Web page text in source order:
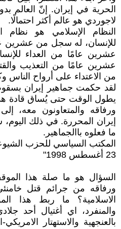
الحرية في إيران. إنّ العالم
لاجوردي هو عالم أكثر احتمالًا.
النظام الإسلامي هو نظام
للإنسان، له سجل من عشرين
عشرين عامًا من العداء
عشرين عامًا من التعذيب
من الاعتداء على أرواح الناس
لقد حكمت جماهير إيران
يطول الوقت حتى يُساق قادة
ورفاقه والمتعاونون معه،
إيران المحررة. في ذلك
ما فعلوه باالجماهير.
المكتب السياسي للحزب
23 أغسطس 1998"
السؤال هو ما صلة هذا
ورفاقه من جرائم قتل
الاسلامية؟ ما ربط هذا
والمنفرد، اي أغتيال أحد
بالعنجهية والاستهتار